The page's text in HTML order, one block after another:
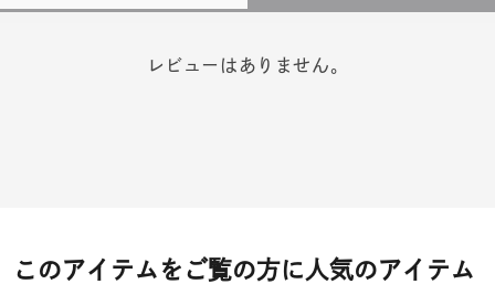
レビューはありません。
このアイテムをご覧の方に人気のアイテム